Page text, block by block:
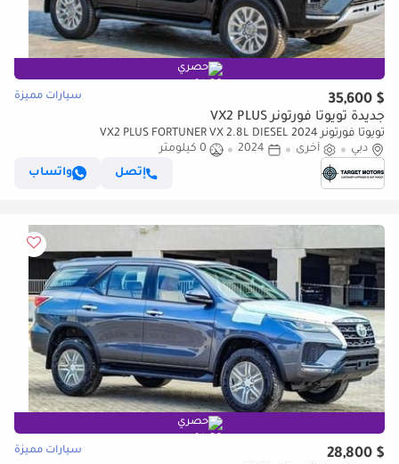
حصري
$ 35,600 سيارات مميزة
جديدة تويوتا فورتونر VX2 PLUS
تويوتا فورتونر VX2 PLUS FORTUNER VX 2.8L DIESEL 2024
دبي
أخرى 2024
0 كيلومتر
إتصل
واتساب
حصري
$ 28,800 سيارات مميزة